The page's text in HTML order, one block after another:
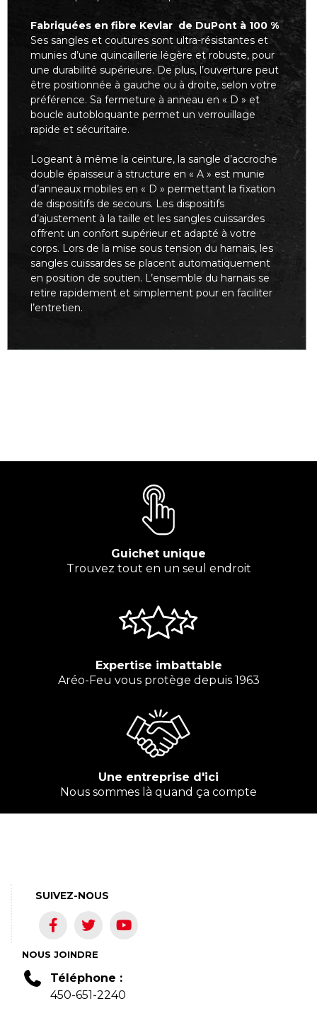
Fabriquées en fibre Kevlar de DuPont à 100 %
Ses sangles et coutures sont ultra-résistantes et
munies d’une quincaillerie légère et robuste, pour
une durabilité supérieure. De plus, l’ouverture peut
être positionnée à gauche ou à droite, selon votre
préférence. Sa fermeture à anneau en « D » et
boucle autobloquante permet un verrouillage
rapide et sécuritaire.
Logeant à même la ceinture, la sangle d’accroche
double épaisseur à structure en « A » est munie
d’anneaux mobiles en « D » permettant la fixation
de dispositifs de secours. Les dispositifs
d’ajustement à la taille et les sangles cuissardes
offrent un confort supérieur et adapté à votre
corps. Lors de la mise sous tension du harnais, les
sangles cuissardes se placent automatiquement
en position de soutien. L’ensemble du harnais se
retire rapidement et simplement pour en faciliter
l’entretien.
Guichet unique
Trouvez tout en un seul endroit
Expertise imbattable
Aréo-Feu vous protège depuis 1963
Une entreprise d'ici
Nous sommes là quand ça compte
NOUS JOINDRE
Téléphone :
450-651-2240
SUIVEZ-NOUS